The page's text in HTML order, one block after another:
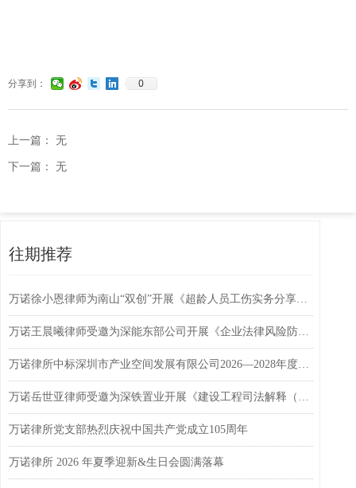
上一篇： 无
下一篇： 无
分享到： 0
往期推荐
万诺徐小恩律师为南山“双创”开展《超龄人员工伤实务分享》主题讲座
万诺王晨曦律师受邀为深能东部公司开展《企业法律风险防范与合规管理》专题培训
万诺律所中标深圳市产业空间发展有限公司2026—2028年度诉讼及非诉专项法律服务项目
万诺岳世亚律师受邀为深铁置业开展《建设工程司法解释（二）》专题法律讲座
万诺律所党支部热烈庆祝中国共产党成立105周年
万诺律所 2026 年夏季迎新&生日会圆满落幕